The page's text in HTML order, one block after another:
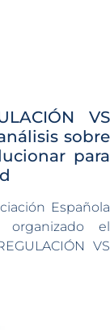
VS
sobre
para
Española
el
VS